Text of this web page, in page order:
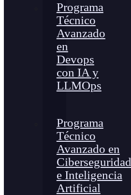
Programa
Técnico
Avanzado
en
Devops
con IA y
LLMOps
Programa
Técnico
Avanzado en
Ciberseguridad
e Inteligencia
Artificial